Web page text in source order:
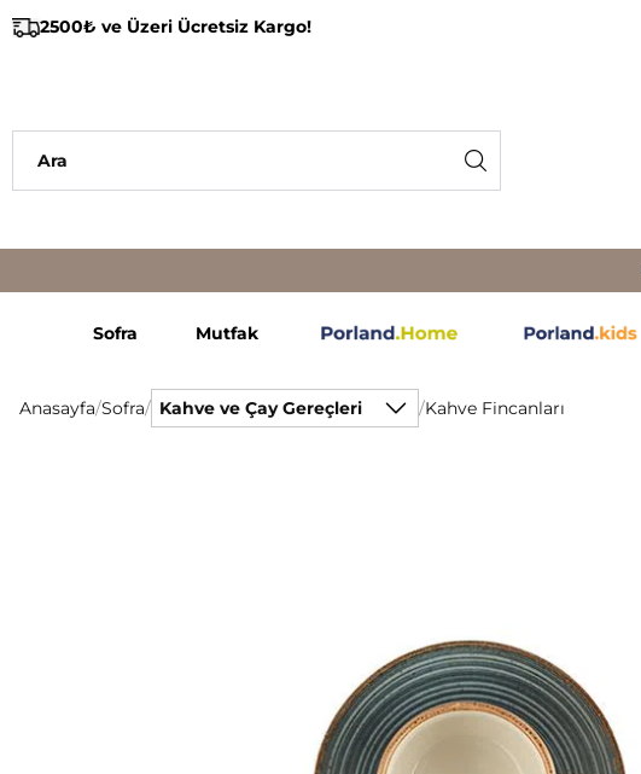
2500₺ ve Üzeri Ücretsiz Kargo!
Sofra Mutfak
Anasayfa/Sofra/ Kahve ve Çay Gereçleri /Kahve Fincanları